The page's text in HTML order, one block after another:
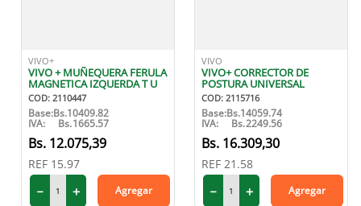
VIVO+
VIVO + MUÑEQUERA FERULA
MAGNETICA IZQUERDA T U
COD: 2110447
Base:Bs.10409.82
IVA: Bs.1665.57
12.075,39
REF 15.97
＋
－ Agregar
VIVO
VIVO+ CORRECTOR DE
POSTURA UNIVERSAL
COD: 2115716
Base:Bs.14059.74
IVA: Bs.2249.56
16.309,30
REF 21.58
＋
－ Agregar